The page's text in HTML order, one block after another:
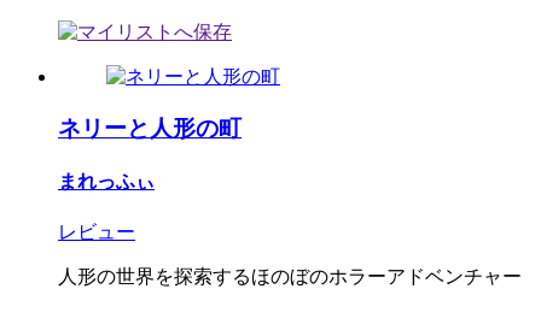
ネリーと人形の町
まれっふぃ
レビュー
人形の世界を探索するほのぼのホラーアドベンチャー